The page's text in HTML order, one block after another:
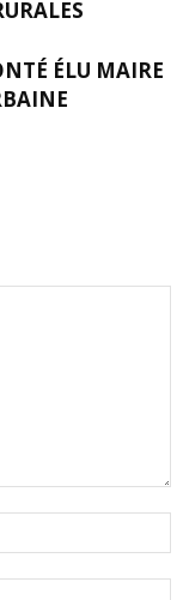
ÉLU MAIRE